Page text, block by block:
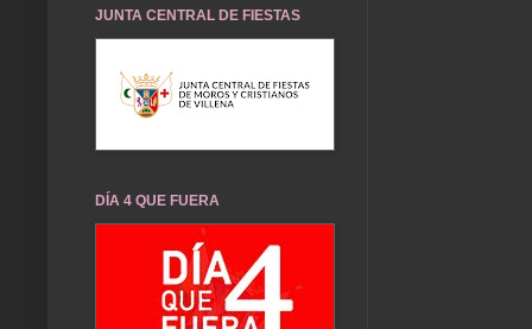
JUNTA CENTRAL DE FIESTAS
DÍA 4 QUE FUERA